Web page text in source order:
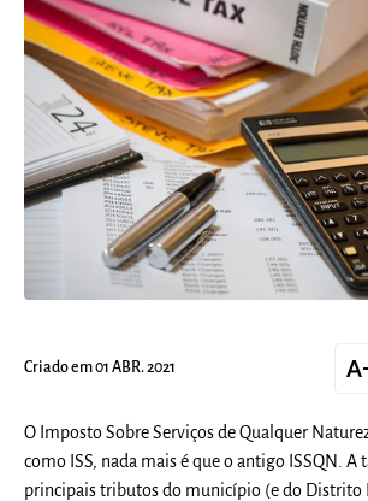
Criado em 01 ABR. 2021
O Imposto Sobre Serviços de Qualquer
como ISS, nada mais é que o antigo ISSQN. A
principais tributos do município (e do Distrito